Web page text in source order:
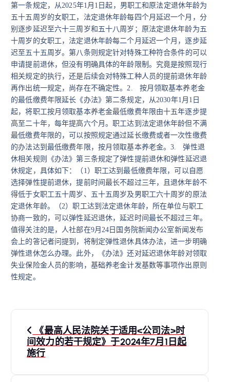
第一条规定，从2025年1 月1 日起，男职工和原法定退休年龄为
五十五周岁的女职工，法定退休年龄每四个月延迟一个月，分
别逐步延迟至六十三周岁和五十八周岁；原法定退休年龄为五
十周岁的女职工，法定退休年龄每二个月延迟一个月，逐步延
迟至五十五周岁。第八条则规定针对特殊工种符合条件的可以
申请提前退休，但没有明确具体的年龄限制。究竟是按照现行
相关规定的执行，还是后续会对特殊工种人员的提前退休年龄
再作出统一规定，尚存在不确定性。 2.
按月领取基本养老金
的最低缴费年限延长 《办法》第二条规定，从2030年1 月1 日
起，将职工按月领取基本养老金最低缴费年限由十五年逐步提
高至二十年，每年提高六个月。职工达到法定退休年龄但不满
最低缴费年限的，可以按照规定通过延长缴费或者一次性缴费
的办法达到最低缴费年限，按月领取基本养老金。3.
弹性退
休相关规则 《办法》第三条规定了弹性提前退休和弹性延迟退
休规定，具体如下：
（1）职工达到最低缴费年限，可以自愿
选择弹性提前退休，提前时间最长不超过三年，且退休年龄不
得低于女职工五十周岁、五十五周岁及男职工六十周岁的原法
定退休年龄。
（2）职工达到法定退休年龄，所在单位与职工
协商一致的，可以弹性延迟退休，延迟时间最长不超过三年。
值得关注的是，人社部在9月24日国务院新闻办公室新闻发布
会上的答记者问提到，将制定弹性退休具体办法，进一步明确
弹性退休怎么办理。 此外，《办法》还对延迟退休年龄对领取
失业保险金人员的影响，基础养老金计发基数等事项作出原则
性规定。
文
章
《最高人民法院关于适用<公司法>时
间效力的若干规定》于2024年7月1日起
施行